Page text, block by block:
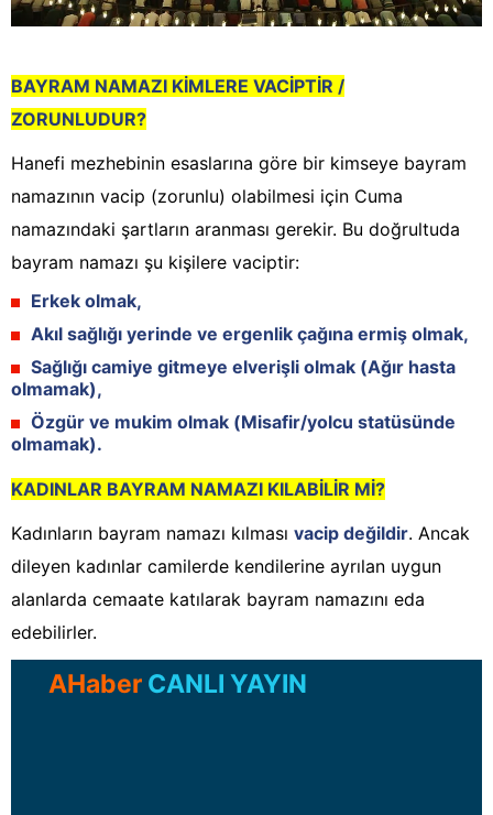
BAYRAM NAMAZI KİMLERE VACİPTİR /
ZORUNLUDUR?
Hanefi mezhebinin esaslarına göre bir kimseye bayram
namazının vacip (zorunlu) olabilmesi için Cuma
namazındaki şartların aranması gerekir. Bu doğrultuda
bayram namazı şu kişilere vaciptir:
Erkek olmak,
Akıl sağlığı yerinde ve ergenlik çağına ermiş olmak,
Sağlığı camiye gitmeye elverişli olmak (Ağır hasta
olmamak),
Özgür ve mukim olmak (Misafir/yolcu statüsünde
olmamak).
KADINLAR BAYRAM NAMAZI KILABİLİR Mİ?
Kadınların bayram namazı kılması vacip değildir. Ancak
dileyen kadınlar camilerde kendilerine ayrılan uygun
alanlarda cemaate katılarak bayram namazını eda
edebilirler.
AHaber CANLI YAYIN